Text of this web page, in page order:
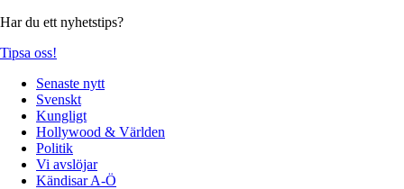
Har du ett nyhetstips?
Tipsa oss!
Senaste nytt
Svenskt
Kungligt
Hollywood & Världen
Politik
Vi avslöjar
Kändisar A-Ö